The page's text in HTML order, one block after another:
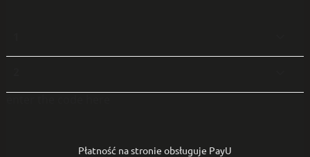
Płatność na stronie obsługuje PayU